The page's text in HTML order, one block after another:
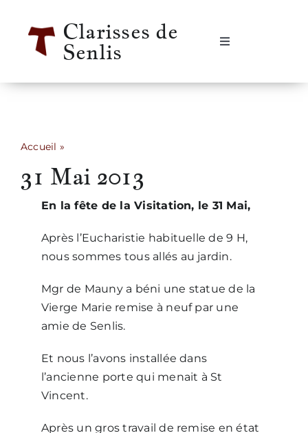
contenu
Clarisses de
Senlis
Navigation
Qui sommes-nous ?
Notre vie
Notre histoire
Informations pratiques
Accueil »
31 Mai 2013
En la fête de la Visitation, le 31 Mai,
Après l’Eucharistie habituelle de 9 H,
nous sommes tous allés au jardin.
Mgr de Mauny a béni une statue de la
Vierge Marie remise à neuf par une
amie de Senlis.
Et nous l’avons installée dans
l’ancienne porte qui menait à St
Vincent.
Après un gros travail de remise en état